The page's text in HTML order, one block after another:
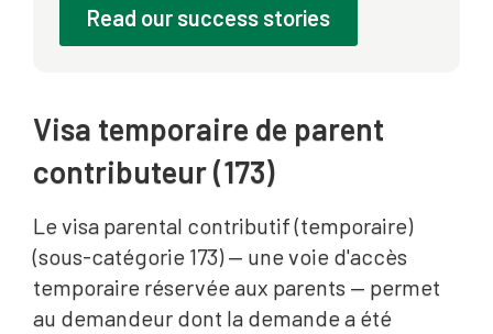
Read our success stories
Visa temporaire de parent
contributeur (173)
Le visa parental contributif (temporaire)
(sous-catégorie 173) — une voie d'accès
temporaire réservée aux parents — permet
au demandeur dont la demande a été